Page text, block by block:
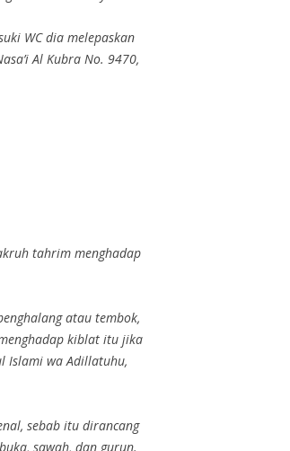
Al Kubra No. 9470,
tahrim menghadap
atau tembok,
Islami wa Adillatuhu,
sebab itu dirancang
sawah, dan gurun.